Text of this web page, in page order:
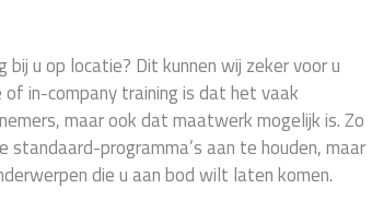
u op locatie? Dit kunnen wij zeker voor u
in-company training is dat het vaak
maar ook dat maatwerk mogelijk is. Zo
standaard-programma’s aan te houden, maar
die u aan bod wilt laten komen.